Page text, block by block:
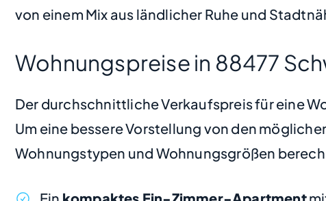
von einem Mix aus ländlicher Ruhe und
Wohnungspreise in 88477
Der durchschnittliche Verkaufspreis für eine
Um eine bessere Vorstellung von den
Wohnungstypen und Wohnungsgrößen